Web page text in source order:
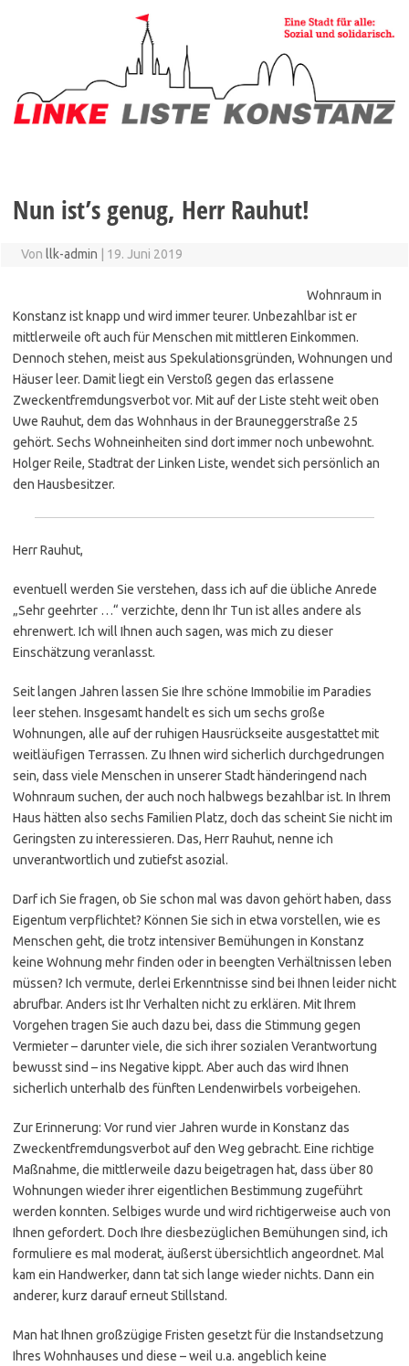
Nun ist’s genug, Herr Rauhut!
Von llk-admin 19. Juni 2019
Wohnraum in
Konstanz ist knapp und wird immer teurer. Unbezahlbar ist er
mittlerweile oft auch für Menschen mit mittleren Einkommen.
Dennoch stehen, meist aus Spekulationsgründen, Wohnungen und
Häuser leer. Damit liegt ein Verstoß gegen das erlassene
Zweckentfremdungsverbot vor. Mit auf der Liste steht weit oben
Uwe Rauhut, dem das Wohnhaus in der Brauneggerstraße 25
gehört. Sechs Wohneinheiten sind dort immer noch unbewohnt.
Holger Reile, Stadtrat der Linken Liste, wendet sich persönlich an
den Hausbesitzer.
Herr Rauhut,
eventuell werden Sie verstehen, dass ich auf die übliche Anrede
„Sehr geehrter …“ verzichte, denn Ihr Tun ist alles andere als
ehrenwert. Ich will Ihnen auch sagen, was mich zu dieser
Einschätzung veranlasst.
Seit langen Jahren lassen Sie Ihre schöne Immobilie im Paradies
leer stehen. Insgesamt handelt es sich um sechs große
Wohnungen, alle auf der ruhigen Hausrückseite ausgestattet mit
weitläufigen Terrassen. Zu Ihnen wird sicherlich durchgedrungen
sein, dass viele Menschen in unserer Stadt händeringend nach
Wohnraum suchen, der auch noch halbwegs bezahlbar ist. In Ihrem
Haus hätten also sechs Familien Platz, doch das scheint Sie nicht im
Geringsten zu interessieren. Das, Herr Rauhut, nenne ich
unverantwortlich und zutiefst asozial.
Darf ich Sie fragen, ob Sie schon mal was davon gehört haben, dass
Eigentum verpflichtet? Können Sie sich in etwa vorstellen, wie es
Menschen geht, die trotz intensiver Bemühungen in Konstanz
keine Wohnung mehr finden oder in beengten Verhältnissen leben
müssen? Ich vermute, derlei Erkenntnisse sind bei Ihnen leider nicht
abrufbar. Anders ist Ihr Verhalten nicht zu erklären. Mit Ihrem
Vorgehen tragen Sie auch dazu bei, dass die Stimmung gegen
Vermieter – darunter viele, die sich ihrer sozialen Verantwortung
bewusst sind – ins Negative kippt. Aber auch das wird Ihnen
sicherlich unterhalb des fünften Lendenwirbels vorbeigehen.
Zur Erinnerung: Vor rund vier Jahren wurde in Konstanz das
Zweckentfremdungsverbot auf den Weg gebracht. Eine richtige
Maßnahme, die mittlerweile dazu beigetragen hat, dass über 80
Wohnungen wieder ihrer eigentlichen Bestimmung zugeführt
werden konnten. Selbiges wurde und wird richtigerweise auch von
Ihnen gefordert. Doch Ihre diesbezüglichen Bemühungen sind, ich
formuliere es mal moderat, äußerst übersichtlich angeordnet. Mal
kam ein Handwerker, dann tat sich lange wieder nichts. Dann ein
anderer, kurz darauf erneut Stillstand.
Man hat Ihnen großzügige Fristen gesetzt für die Instandsetzung
Ihres Wohnhauses und diese – weil u.a. angeblich keine